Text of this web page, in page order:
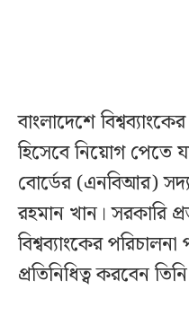
বাংলাদেশে
হিসেবে নিয়োগ পেতে
বোর্ডের (এনবিআর)
রহমান খান। সরকারি
বিশ্বব্যাংকের
প্রতিনিধিত্ব করবেন